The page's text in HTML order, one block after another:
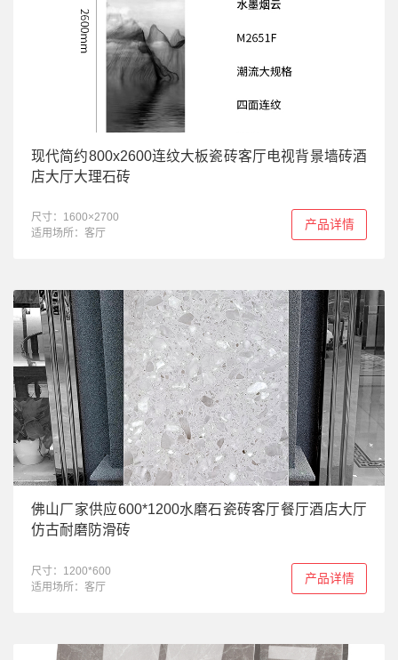
现代简约800x2600连纹大板瓷砖客厅电视背景墙砖酒
店大厅大理石砖
尺寸：1600×2700
适用场所：客厅
产品详情
佛山厂家供应600*1200水磨石瓷砖客厅餐厅酒店大厅
仿古耐磨防滑砖
尺寸：1200*600
适用场所：客厅
产品详情